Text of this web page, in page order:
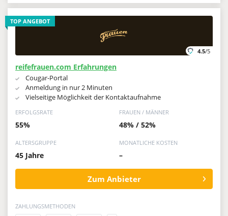
TOP ANGEBOT
4.5/5
reifefrauen.com Erfahrungen
Cougar-Portal
Anmeldung in nur 2 Minuten
Vielseitige Möglichkeit der Kontaktaufnahme
ERFOLGSRATE
55%
FRAUEN / MÄNNER
48% / 52%
ALTERSGRUPPE
45 Jahre
MONATLICHE KOSTEN
–
Zum Anbieter
ZAHLUNGSMETHODEN